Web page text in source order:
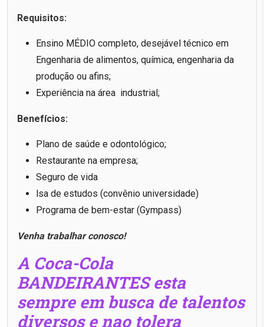
Requisitos:
Ensino MÉDIO completo, desejável técnico em
Engenharia de alimentos, química, engenharia da
produção ou afins;
Experiência na área industrial;
Benefícios:
Plano de saúde e odontológico;
Restaurante na empresa;
Seguro de vida
lsa de estudos (convênio universidade)
Programa de bem-estar (Gympass)
Venha trabalhar conosco!
A Coca-Cola
BANDEIRANTES esta
sempre em busca de talentos
diversos e nao tolera